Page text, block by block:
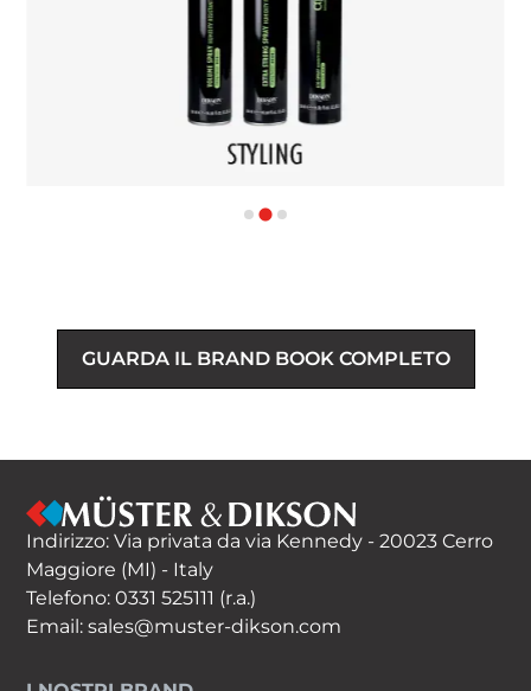
GUARDA IL BRAND BOOK COMPLETO
Indirizzo: Via privata da via Kennedy - 20023 Cerro
Maggiore (MI) - Italy
Telefono:0331 525111 (r.a.)
Email:sales@muster-dikson.com